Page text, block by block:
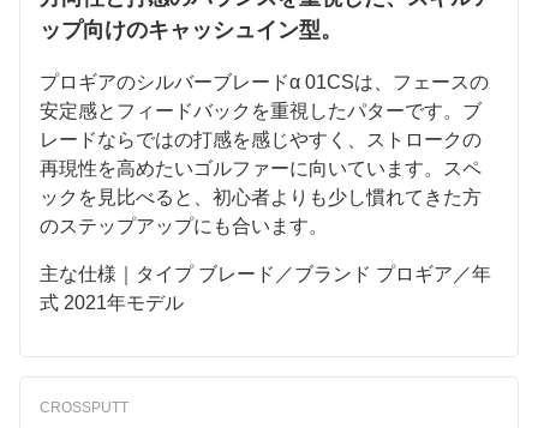
ップ向けのキャッシュイン型。
プロギアのシルバーブレードα 01CSは、フェースの
安定感とフィードバックを重視したパターです。ブ
レードならではの打感を感じやすく、ストロークの
再現性を高めたいゴルファーに向いています。スペ
ックを見比べると、初心者よりも少し慣れてきた方
のステップアップにも合います。
主な仕様｜タイプ ブレード／ブランド プロギア／年
式 2021年モデル
CROSSPUTT